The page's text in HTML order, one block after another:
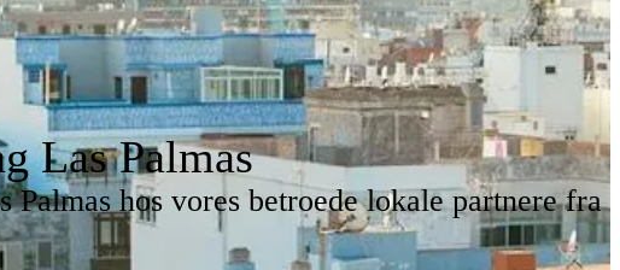
Las Palmas
Palmas hos vores betroede lokale partnere fra